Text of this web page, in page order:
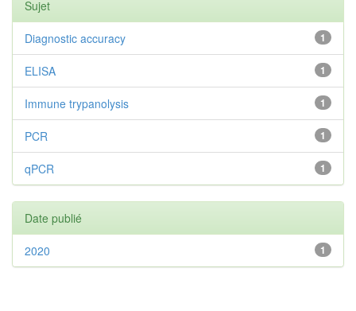
Sujet
1
Diagnostic accuracy
1
ELISA
1
Immune trypanolysis
1
PCR
1
qPCR
Date publié
1
2020